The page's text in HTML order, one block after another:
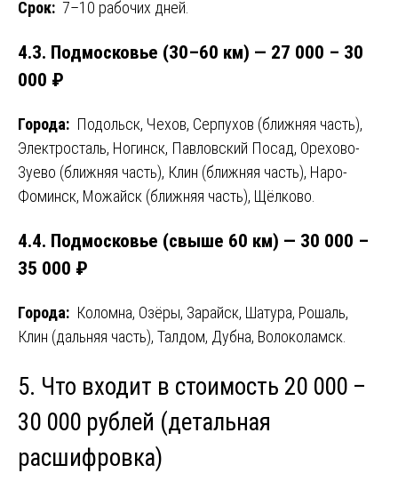
Срок: 7–10 рабочих дней.
4.3. Подмосковье (30–60 км) — 27 000 – 30
000 ₽
Города: Подольск, Чехов, Серпухов (ближняя часть),
Электросталь, Ногинск, Павловский Посад, Орехово-
Зуево (ближняя часть), Клин (ближняя часть), Наро-
Фоминск, Можайск (ближняя часть), Щёлково.
4.4. Подмосковье (свыше 60 км) — 30 000 –
35 000 ₽
Города: Коломна, Озёры, Зарайск, Шатура, Рошаль,
Клин (дальняя часть), Талдом, Дубна, Волоколамск.
5. Что входит в стоимость 20 000 –
30 000 рублей (детальная
расшифровка)